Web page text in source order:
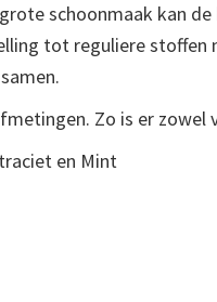
schoonmaak kan
tot reguliere
Zo is er
en Mint